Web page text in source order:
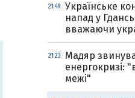
21:49
Українське
напад у
вважаючи
21:23
Мадяр
енергокризі:
межі"